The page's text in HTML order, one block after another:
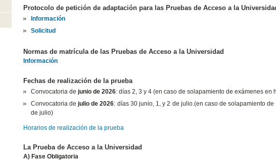
Protocolo de petición de adaptación para las Pruebas de Acceso a la
Información
Solicitud
Normas de matrícula de las Pruebas de Acceso a la Universidad
Información
Fechas de realización de la prueba
Convocatoria de junio de 2026: días 2, 3 y 4 (en caso de solapamiento de exámenes
Convocatoria dejulio de 2026: días 30 junio, 1, y 2 de julio.(en caso de solapamiento
de julio)
Horarios de realización de la prueba
La Prueba de Acceso a la Universidad
A) Fase Obligatoria